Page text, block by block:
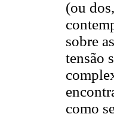
(ou
sobre
tensão
como